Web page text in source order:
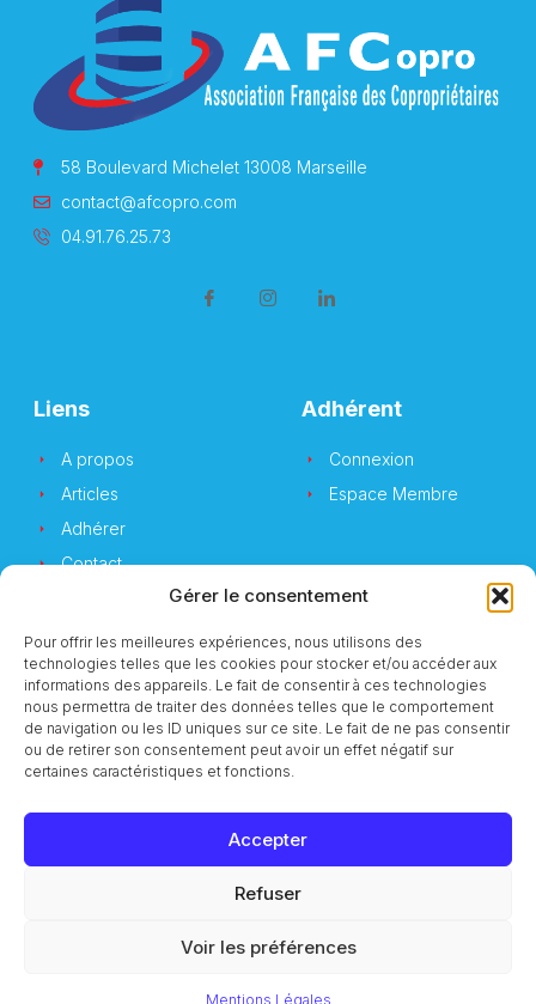
Gérer le consentement
Pour offrir les meilleures expériences, nous utilisons des
technologies telles que les cookies pour stocker et/ou accéder aux
informations des appareils. Le fait de consentir à ces technologies
nous permettra de traiter des données telles que le comportement
de navigation ou les ID uniques sur ce site. Le fait de ne pas consentir
ou de retirer son consentement peut avoir un effet négatif sur
certaines caractéristiques et fonctions.
Accepter
Refuser
Voir les préférences
Mentions Légales
58 Boulevard Michelet 13008 Marseille
contact@afcopro.com
04.91.76.25.73
Liens
A propos
Articles
Adhérer
Contact
Adhérent
Connexion
Espace Membre
Newsletter
Vous souhaitez suivre notre actualité ?
S'inscrire
© 2023 CMI Services